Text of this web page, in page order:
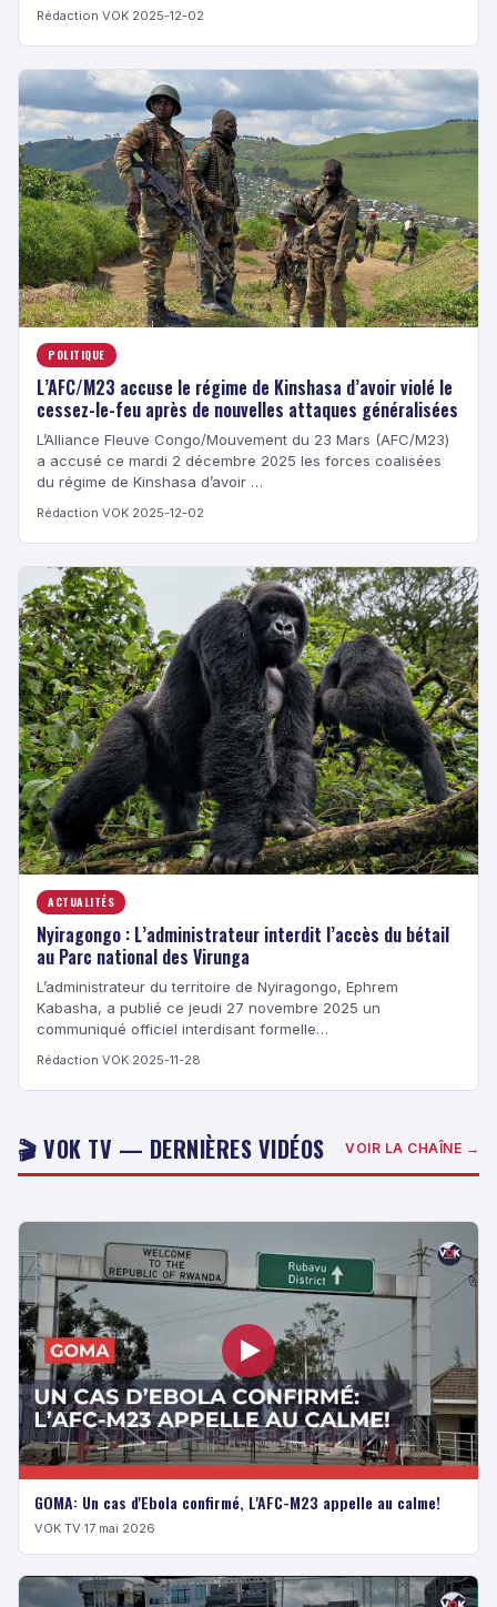
Rédaction VOK·2025-12-02
POLITIQUE
L’AFC/M23 accuse le régime de Kinshasa d’avoir violé le
cessez-le-feu après de nouvelles attaques généralisées
L’Alliance Fleuve Congo/Mouvement du 23 Mars (AFC/M23)
a accusé ce mardi 2 décembre 2025 les forces coalisées
du régime de Kinshasa d’avoir …
Rédaction VOK·2025-12-02
ACTUALITÉS
Nyiragongo : L’administrateur interdit l’accès du bétail
au Parc national des Virunga
L’administrateur du territoire de Nyiragongo, Ephrem
Kabasha, a publié ce jeudi 27 novembre 2025 un
communiqué officiel interdisant formelle…
Rédaction VOK·2025-11-28
🎬 VOK TV — DERNIÈRES VIDÉOS VOIR LA CHAÎNE →
GOMA: Un cas d'Ebola confirmé, L'AFC-M23 appelle au calme!
VOK TV·17 mai 2026